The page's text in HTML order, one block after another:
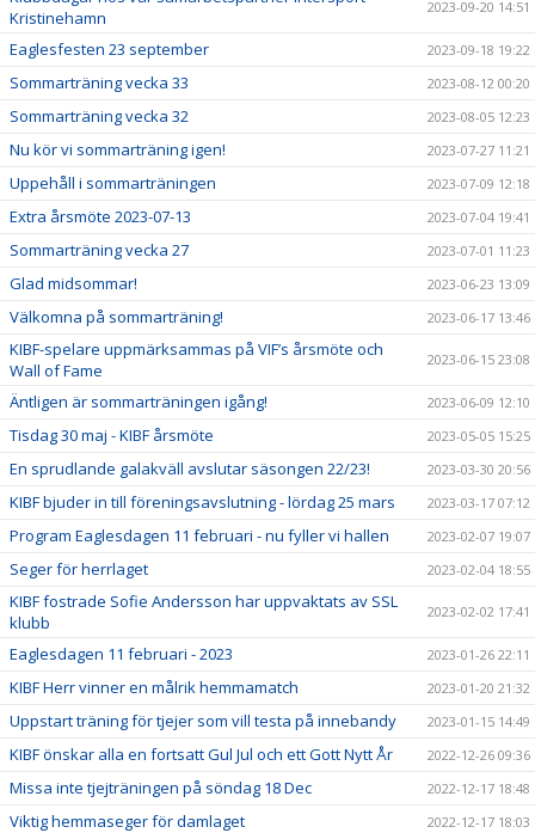
Kristinehamn
2023-09-20 14:51
Eaglesfesten 23 september 2023-09-18 19:22
Sommarträning vecka 33 2023-08-12 00:20
Sommarträning vecka 32 2023-08-05 12:23
Nu kör vi sommarträning igen! 2023-07-27 11:21
Uppehåll i sommarträningen 2023-07-09 12:18
Extra årsmöte 2023-07-13 2023-07-04 19:41
Sommarträning vecka 27 2023-07-01 11:23
Glad midsommar! 2023-06-23 13:09
Välkomna på sommarträning! 2023-06-17 13:46
KIBF-spelare uppmärksammas på VIF’s årsmöte och
Wall of Fame
2023-06-15 23:08
Äntligen är sommarträningen igång! 2023-06-09 12:10
Tisdag 30 maj - KIBF årsmöte 2023-05-05 15:25
En sprudlande galakväll avslutar säsongen 22/23! 2023-03-30 20:56
KIBF bjuder in till föreningsavslutning - lördag 25 mars 2023-03-17 07:12
Program Eaglesdagen 11 februari - nu fyller vi hallen 2023-02-07 19:07
Seger för herrlaget 2023-02-04 18:55
KIBF fostrade Sofie Andersson har uppvaktats av SSL
klubb
2023-02-02 17:41
Eaglesdagen 11 februari - 2023 2023-01-26 22:11
KIBF Herr vinner en målrik hemmamatch 2023-01-20 21:32
Uppstart träning för tjejer som vill testa på innebandy 2023-01-15 14:49
KIBF önskar alla en fortsatt Gul Jul och ett Gott Nytt År 2022-12-26 09:36
Missa inte tjejträningen på söndag 18 Dec 2022-12-17 18:48
Viktig hemmaseger för damlaget 2022-12-17 18:03